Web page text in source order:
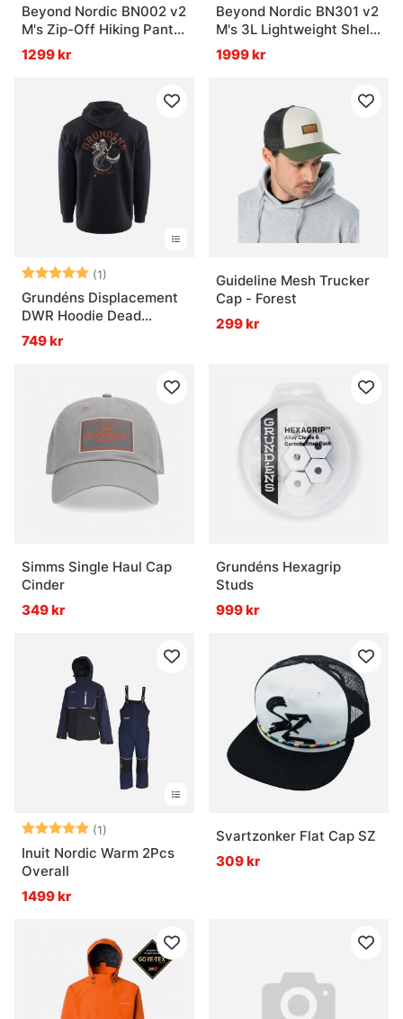
Beyond Nordic BN002 v2
M's Zip-Off Hiking Pants
Black
1299 kr
Beyond Nordic BN301 v2
M's 3L Lightweight Shell
Jacket Pine Grove
1999 kr
Betyg: (1)
5.0 utav 5 stjärnor
Grundéns Displacement
DWR Hoodie Dead
Reckoning Black
749 kr
Guideline Mesh Trucker
Cap - Forest
299 kr
Simms Single Haul Cap
Cinder
349 kr
Grundéns Hexagrip
Studs
999 kr
Betyg: (1)
5.0 utav 5 stjärnor
Inuit Nordic Warm 2Pcs
Overall
1499 kr
Svartzonker Flat Cap SZ
309 kr